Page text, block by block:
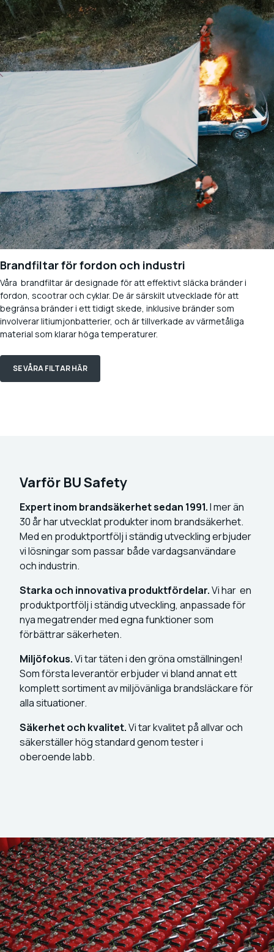
Brandfiltar för fordon och industri
Våra brandfiltar är designade för att effektivt släcka bränder i
fordon, scootrar och cyklar. De är särskilt utvecklade för att
begränsa bränder i ett tidigt skede, inklusive bränder som
involverar litiumjonbatterier, och är tillverkade av värmetåliga
material som klarar höga temperaturer.
SE VÅRA FILTAR HÄR
Varför BU Safety
Expert inom brandsäkerhet sedan 1991.I mer än
30 år har utvecklat produkter inom brandsäkerhet.
Med en produktportfölj i ständig utveckling erbjuder
vi lösningar som passar både vardagsanvändare
och industrin.
Starka och innovativa produktfördelar.Vi har en
produktportfölj i ständig utveckling, anpassade för
nya megatrender med egna funktioner som
förbättrar säkerheten.
Miljöfokus.Vi tar täten i den gröna omställningen!
Som första leverantör erbjuder vi bland annat ett
komplett sortiment av miljövänliga brandsläckare för
alla situationer.
Säkerhet och kvalitet.Vi tar kvalitet på allvar och
säkerställer hög standard genom tester i
oberoende labb.